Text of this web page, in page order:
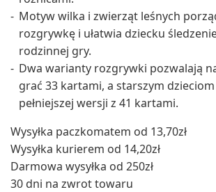
Motyw wilka i zwierząt leśnych
rozgrywkę i ułatwia dziecku
rodzinnej gry.
Dwa warianty rozgrywki pozwalają
grać 33 kartami, a starszym
pełniejszej wersji z 41 kartami.
Wysyłka paczkomatem od 13,70zł
Wysyłka kurierem od 14,20zł
Darmowa wysyłka od 250zł
30 dni na zwrot towaru